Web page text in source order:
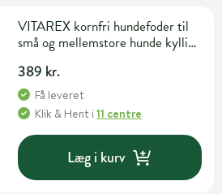
VITAREX kornfri hundefoder til
små og mellemstore hunde kylling
389 kr.
Få leveret
Klik & Hent i11 centre
Læg i kurv